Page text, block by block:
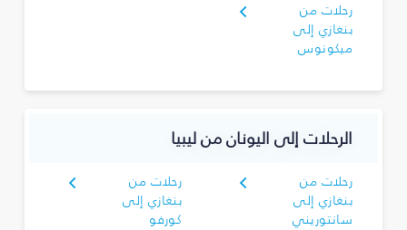
رحلات من
بنغازي إلى
ميكونوس
الرحلات إلى اليونان من ليبيا
رحلات من
بنغازي إلى
سانتوريني
رحلات من
بنغازي إلى
كورفو